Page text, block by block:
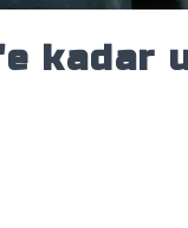
kadar